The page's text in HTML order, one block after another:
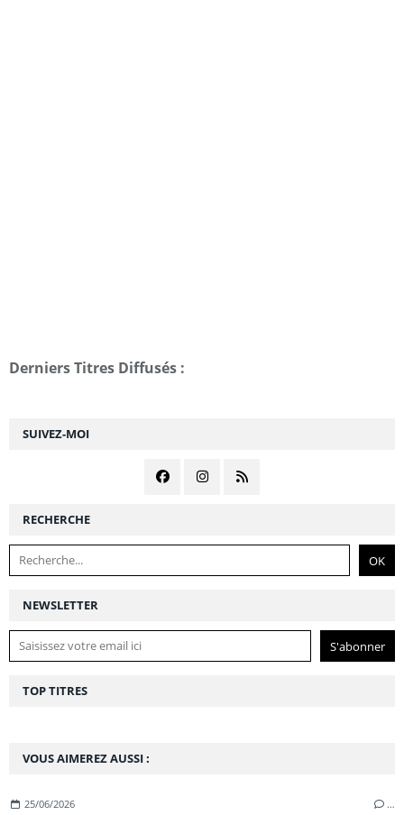
NEWSLETTER
SUIVEZ-MOI
RECHERCHE
VOUS AIMEREZ AUSSI :
25/06/2026 …
Derniers Titres Diffusés :
TOP TITRES